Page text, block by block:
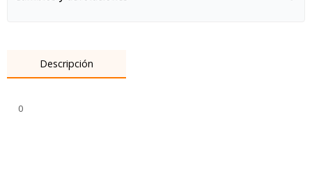
Descripción
0